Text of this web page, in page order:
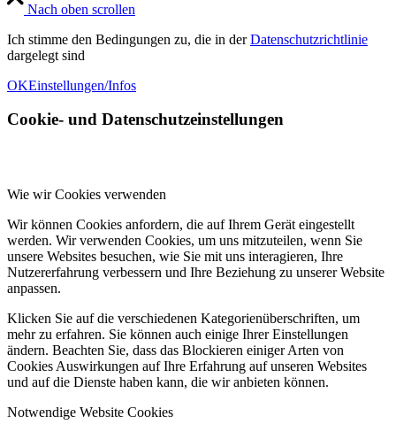
Nach oben scrollen
Ich stimme den Bedingungen zu, die in derDatenschutzrichtlinie
dargelegt sind
OKEinstellungen/Infos
Cookie- und Datenschutzeinstellungen
Wie wir Cookies verwenden
Wir können Cookies anfordern, die auf Ihrem Gerät eingestellt
werden. Wir verwenden Cookies, um uns mitzuteilen, wenn Sie
unsere Websites besuchen, wie Sie mit uns interagieren, Ihre
Nutzererfahrung verbessern und Ihre Beziehung zu unserer Website
anpassen.
Klicken Sie auf die verschiedenen Kategorienüberschriften, um
mehr zu erfahren. Sie können auch einige Ihrer Einstellungen
ändern. Beachten Sie, dass das Blockieren einiger Arten von
Cookies Auswirkungen auf Ihre Erfahrung auf unseren Websites
und auf die Dienste haben kann, die wir anbieten können.
Notwendige Website Cookies